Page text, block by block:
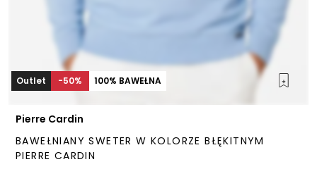
Outlet -50% 100% BAWEŁNA
Pierre Cardin
BAWEŁNIANY SWETER W KOLORZE BŁĘKITNYM
PIERRE CARDIN